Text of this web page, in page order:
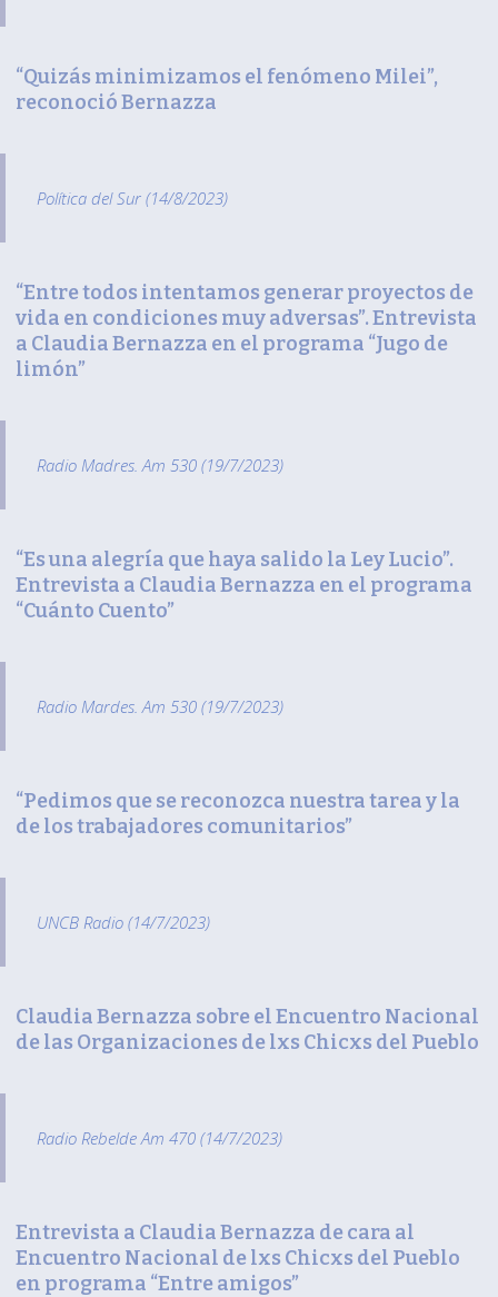
“Quizás minimizamos el fenómeno Milei”,
reconoció Bernazza
Política del Sur (14/8/2023)
“Entre todos intentamos generar proyectos de
vida en condiciones muy adversas”. Entrevista
a Claudia Bernazza en el programa “Jugo de
limón”
Radio Madres. Am 530 (19/7/2023)
“Es una alegría que haya salido la Ley Lucio”.
Entrevista a Claudia Bernazza en el programa
“Cuánto Cuento”
Radio Mardes. Am 530 (19/7/2023)
“Pedimos que se reconozca nuestra tarea y la
de los trabajadores comunitarios”
UNCB Radio (14/7/2023)
Claudia Bernazza sobre el Encuentro Nacional
de las Organizaciones de lxs Chicxs del Pueblo
Radio Rebelde Am 470 (14/7/2023)
Entrevista a Claudia Bernazza de cara al
Encuentro Nacional de lxs Chicxs del Pueblo
en programa “Entre amigos”